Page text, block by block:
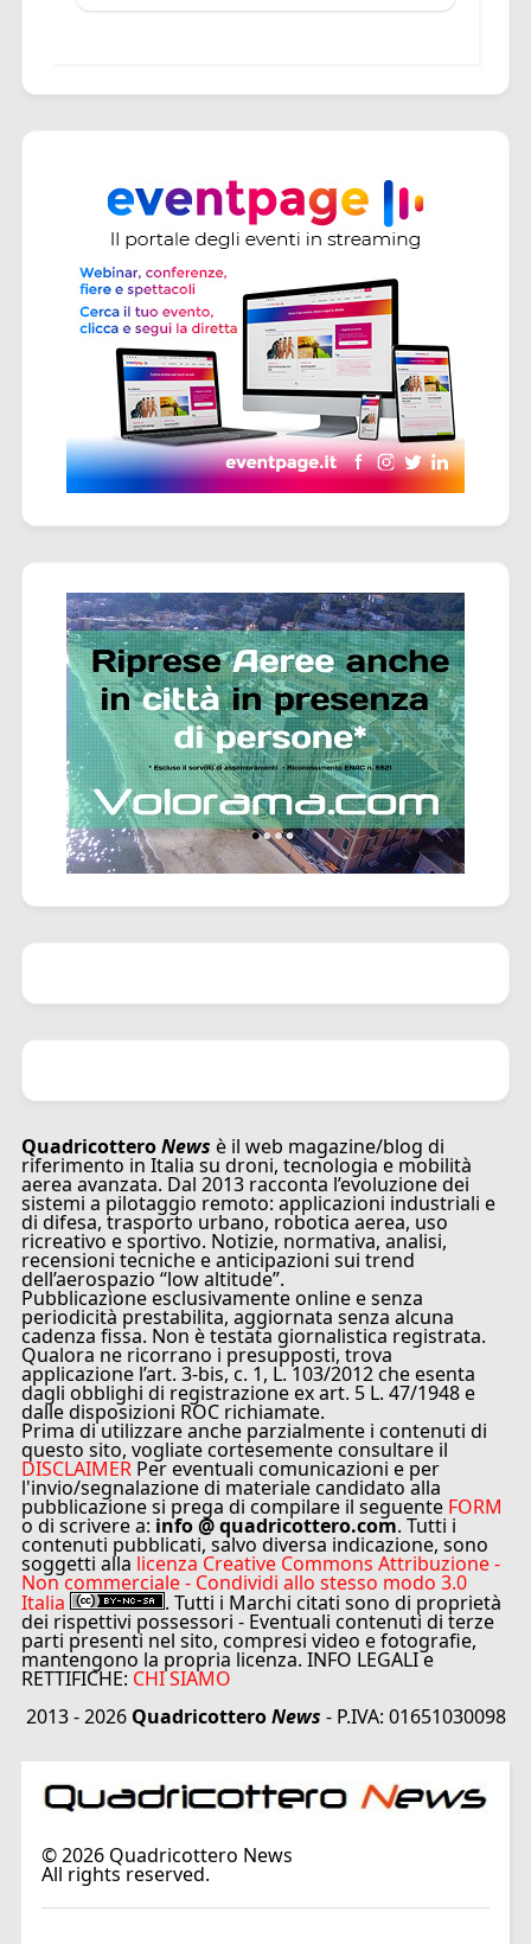
QuadricotteroNews è il web magazine/blog di
riferimento in Italia su droni, tecnologia e mobilità
aerea avanzata. Dal 2013 racconta l’evoluzione dei
sistemi a pilotaggio remoto: applicazioni industriali e
di difesa, trasporto urbano, robotica aerea, uso
ricreativo e sportivo. Notizie, normativa, analisi,
recensioni tecniche e anticipazioni sui trend
dell’aerospazio “low altitude”.
Pubblicazione esclusivamente online e senza
periodicità prestabilita, aggiornata senza alcuna
cadenza fissa. Non è testata giornalistica registrata.
Qualora ne ricorrano i presupposti, trova
applicazione l’art. 3-bis, c. 1, L. 103/2012 che esenta
dagli obblighi di registrazione ex art. 5 L. 47/1948 e
dalle disposizioni ROC richiamate.
Prima di utilizzare anche parzialmente i contenuti di
questo sito, vogliate cortesemente consultare il
DISCLAIMER Per eventuali comunicazioni e per
l'invio/segnalazione di materiale candidato alla
pubblicazione si prega di compilare il seguente FORM
o di scrivere a: info @ quadricottero.com. Tutti i
contenuti pubblicati, salvo diversa indicazione, sono
soggetti alla licenza Creative Commons Attribuzione -
Non commerciale - Condividi allo stesso modo 3.0
Italia . Tutti i Marchi citati sono di proprietà
dei rispettivi possessori - Eventuali contenuti di terze
parti presenti nel sito, compresi video e fotografie,
mantengono la propria licenza. INFO LEGALI e
RETTIFICHE: CHI SIAMO
2013 - 2026 QuadricotteroNews - P.IVA: 01651030098
©2026Quadricottero News
All rights reserved.